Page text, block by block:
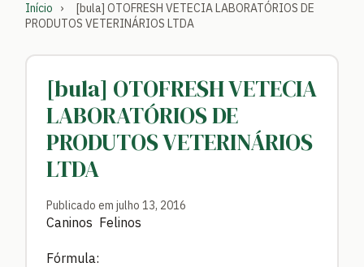
Início ›
[bula] OTOFRESH VETECIA LABORATÓRIOS DE
PRODUTOS VETERINÁRIOS LTDA
[bula] OTOFRESH VETECIA
LABORATÓRIOS DE
PRODUTOS VETERINÁRIOS
LTDA
Publicado em julho 13, 2016
Caninos Felinos
Fórmula: